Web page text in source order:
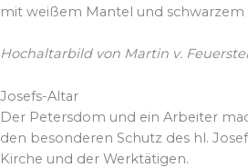
mit weißem Mantel und schwarzem
Hochaltarbild von Martin v.
Josefs-Altar
Der Petersdom und ein Arbeiter
den besonderen Schutz des hl.
Kirche und der Werktätigen.